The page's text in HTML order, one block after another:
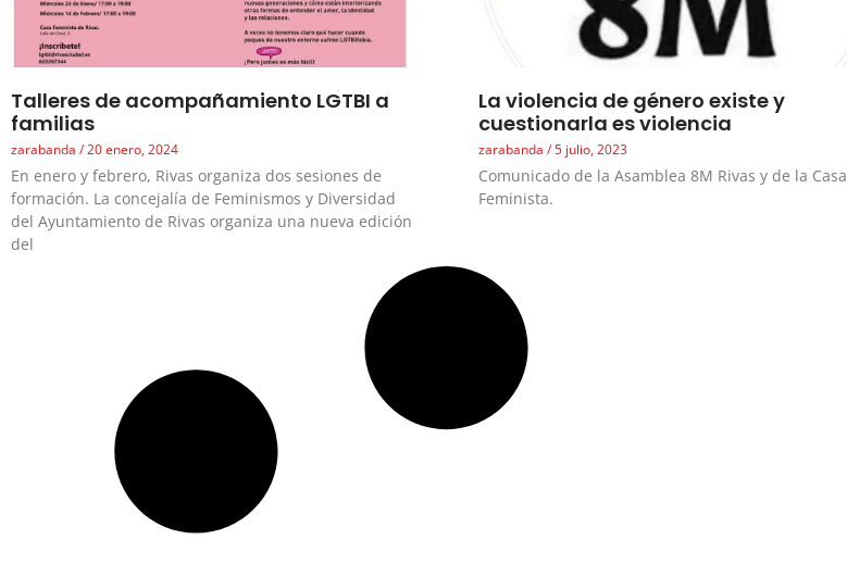
Talleres de acompañamiento LGTBI a
familias
zarabanda 20 enero, 2024
En enero y febrero, Rivas organiza dos sesiones de
formación. La concejalía de Feminismos y Diversidad
del Ayuntamiento de Rivas organiza una nueva edición
del
La violencia de género existe y
cuestionarla es violencia
zarabanda 5 julio, 2023
Comunicado de la Asamblea 8M Rivas y de la Casa
Feminista.